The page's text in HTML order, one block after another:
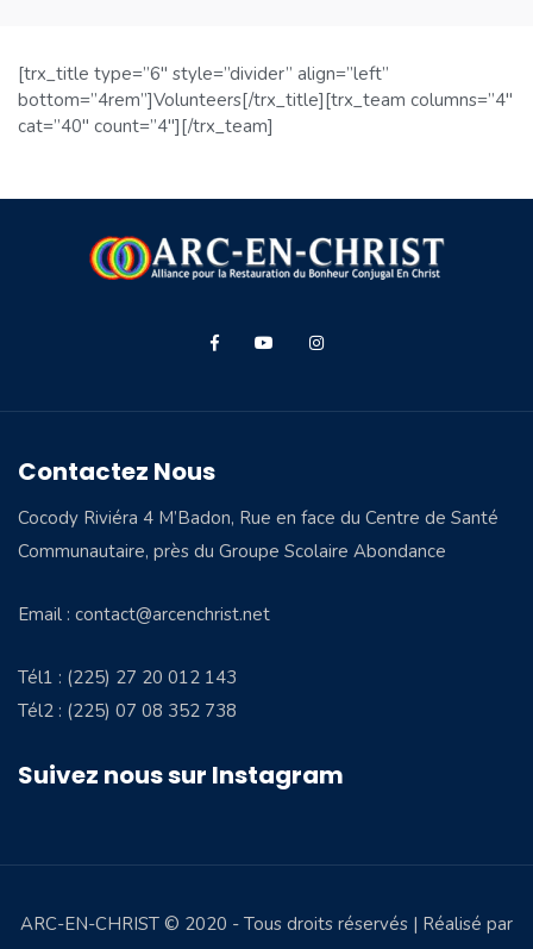
[trx_title type=”6″ style=”divider” align=”left”
bottom=”4rem”]Volunteers[/trx_title][trx_team columns=”4″
cat=”40″ count=”4″][/trx_team]
Contactez Nous
Cocody Riviéra 4 M’Badon, Rue en face du Centre de Santé
Communautaire, près du Groupe Scolaire Abondance
Email : contact@arcenchrist.net
Tél1 : (225) 27 20 012 143
Tél2 : (225) 07 08 352 738
Suivez nous sur Instagram
ARC-EN-CHRIST © 2020 - Tous droits réservés | Réalisé par